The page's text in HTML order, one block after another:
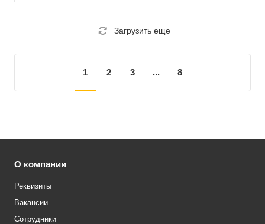
Загрузить еще
1 2 3 ... 8
О компании
Реквизиты
Вакансии
Сотрудники